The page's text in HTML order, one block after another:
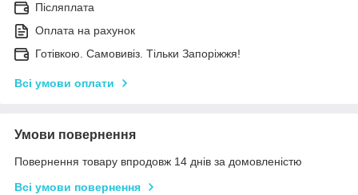
Післяплата
Оплата на рахунок
Готівкою. Самовивіз. Тільки Запоріжжя!
Всі умови оплати
Умови повернення
Повернення товару впродовж 14 днів за домовленістю
Всі умови повернення